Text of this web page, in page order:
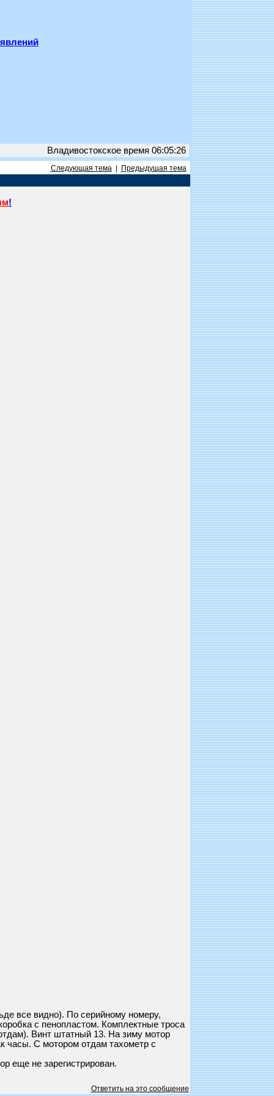
Владивостокское время 06:05:26
Следующая тема| Предыдущая тема
!
все видно). По серийному номеру,
с пенопластом. Комплектные троса
Винт штатный 13. На зиму мотор
часы. С мотором отдам тахометр с
еще не зарегистрирован.
Ответить на это сообщение